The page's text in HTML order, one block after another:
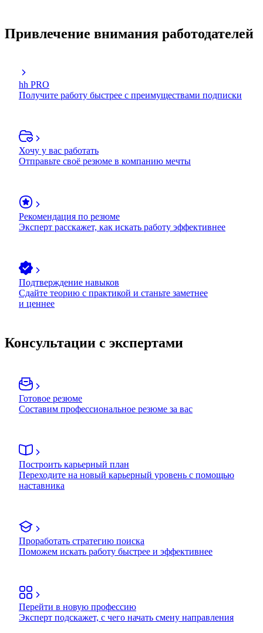
Привлечение внимания работодателей
hh PRO
Получите работу быстрее с преимуществами подписки
Хочу у вас работать
Отправьте своё резюме в компанию мечты
Рекомендация по резюме
Эксперт расскажет, как искать работу эффективнее
Подтверждение навыков
Сдайте теорию с практикой и станьте заметнее
и ценнее
Консультации с экспертами
Готовое резюме
Составим профессиональное резюме за вас
Построить карьерный план
Переходите на новый карьерный уровень с помощью
наставника
Проработать стратегию поиска
Поможем искать работу быстрее и эффективнее
Перейти в новую профессию
Эксперт подскажет, с чего начать смену направления